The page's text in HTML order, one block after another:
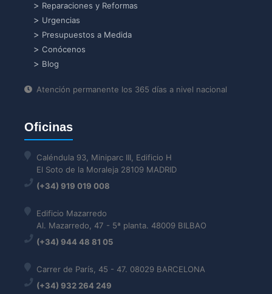
Reparaciones y Reformas
Urgencias
Presupuestos a Medida
Conócenos
Blog
Atención permanente los 365 días a nivel nacional
Oficinas
Caléndula 93, Miniparc III, Edificio H
El Soto de la Moraleja 28109 MADRID
(+34) 919 019 008
Edificio Mazarredo
Al. Mazarredo, 47 - 5ª planta. 48009 BILBAO
(+34) 944 48 81 05
Carrer de París, 45 - 47. 08029 BARCELONA
(+34) 932 264 249